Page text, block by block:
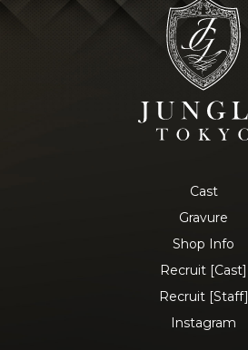
Cast
Gravure
Shop Info
Recruit [Cast]
Recruit [Staff]
Instagram